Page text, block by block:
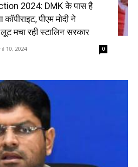
2024: DMK के पास है
पीएम मोदी ने
मचा रही स्टालिन सरकार
10, 2024 0